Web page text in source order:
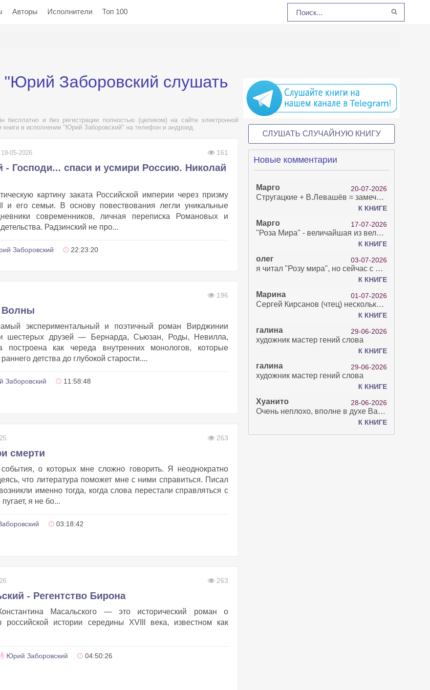
Авторы Исполнители Топ 100
"Юрий Заборовский слушать
и без регистрации полностью (целиком) на сайте электронной
в исполнении "Юрий Заборовский" на телефон и андроид.
19-05-2026 161
- Господи... спаси и усмири Россию. Николай
картину заката Российской империи через призму
и его семьи. В основу повествования легли уникальные
современников, личная переписка Романовых и
Радзинский не про...
Заборовский 22:23:20
196
Волны
экспериментальный и поэтичный роман Вирджинии
шестерых друзей — Бернарда, Сьюзан, Роды, Невилла,
как череда внутренних монологов, которые
детства до глубокой старости....
Заборовский 11:58:48
263
смерти
о которых мне сложно говорить. Я неоднократно
что литература поможет мне с ними справиться. Писал
именно тогда, когда слова перестали справляться с
я не бо...
03:18:42
263
- Регентство Бирона
Масальского — это исторический роман о
истории середины XVIII века, известном как
Юрий Заборовский 04:50:26
СЛУШАТЬ СЛУЧАЙНУЮ КНИГУ
Новые комментарии
Марго 20-07-2026
Стругацкие + В.Левашёв = замечательно!
К КНИГЕ
Марго 17-07-2026
"Роза Мира" - величайшая из великих Книг - она отвечает на все вопросы, прочитать её нелегко...
К КНИГЕ
олег 03-07-2026
я читал "Розу мира", но сейчас с возрастом зрение рухнуло. Но хочется ещё почитать. Просто захватывает. Хорошо, что есть А КНИГА. Спасибо за вашу работу.
К КНИГЕ
Марина 01-07-2026
Сергей Кирсанов (чтец) несколько раз рыгнул в микрофон. В наушниках это было хорошо слышно и сильно неприятно. Я понимаю, что это бесплатная аудиокнига, но не до такой же степени наплевать на слушателя..
К КНИГЕ
галина 29-06-2026
художник мастер гений слова
К КНИГЕ
галина 29-06-2026
художник мастер гений слова
К КНИГЕ
Хуанито 28-06-2026
Очень неплохо, вполне в духе Варго!)
К КНИГЕ